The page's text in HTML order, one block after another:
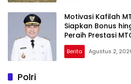
Motivasi Kafilah
Siapkan Bonus
Peraih Prestasi
Berita Agustus 2,
Polri